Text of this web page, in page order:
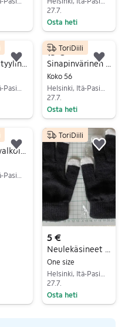
27.7.
Osta heti
Lisää suosikiksi.
15 €
Koko 56
27.7.
Osta heti
ToriDiili
Lisää suosikiksi.
5 €
One size
27.7.
Osta heti
ToriDiili